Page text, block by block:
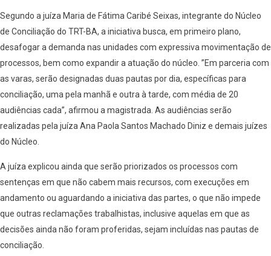
Segundo a juíza Maria de Fátima Caribé Seixas, integrante do Núcleo
de Conciliação do TRT-BA, a iniciativa busca, em primeiro plano,
desafogar a demanda nas unidades com expressiva movimentação de
processos, bem como expandir a atuação do núcleo. ”Em parceria com
as varas, serão designadas duas pautas por dia, específicas para
conciliação, uma pela manhã e outra à tarde, com média de 20
audiências cada”, afirmou a magistrada. As audiências serão
realizadas pela juíza Ana Paola Santos Machado Diniz e demais juízes
do Núcleo.
A juíza explicou ainda que serão priorizados os processos com
sentenças em que não cabem mais recursos, com execuções em
andamento ou aguardando a iniciativa das partes, o que não impede
que outras reclamações trabalhistas, inclusive aquelas em que as
decisões ainda não foram proferidas, sejam incluídas nas pautas de
conciliação.